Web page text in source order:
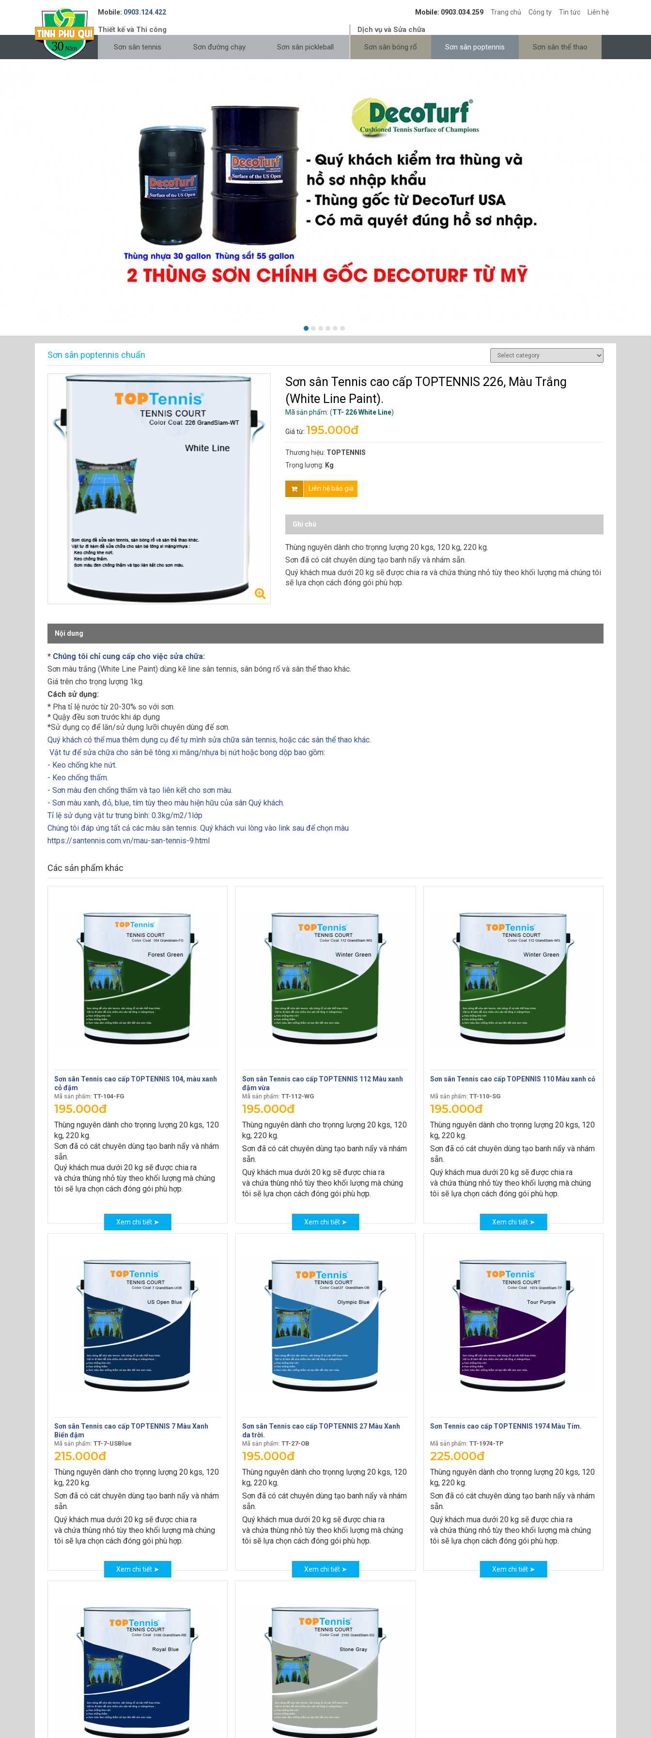
Mobile: 0903.034.259 Trang chủ Công ty Tin tức Liên hệ
Mobile: 0903.124.422
Thiết kế và Thi công
Dịch vụ và Sửa chữa
Sơn sân tennis
Sơn đường chạy Sơn sân pickleball Sơn sân bóng rổ Sơn sân poptennis Sơn sân thể thao
Sơn sân poptennis chuẩn
Sơn sân Tennis cao cấp TOPTENNIS 226, Màu Trắng
(White Line Paint).
Mã sản phẩm: (TT- 226 White Line)
Giá từ: 195.000đ
Thương hiệu: TOPTENNIS
Trọng lượng: Kg
Liên hệ báo giá
Ghi chú
Thùng nguyên dành cho trọnng lượng 20 kgs, 120 kg, 220 kg.
Sơn đã có cát chuyên dùng tạo banh nẩy và nhám sẵn.
Quý khách mua dưới 20 kg sẽ được chia ra và chứa thùng nhỏ tùy theo khối lượng mà chúng tôi
sẽ lựa chọn cách đóng gói phù hợp.
Nội dung
* Chúng tôi chỉ cung cấp cho việc sửa chữa:
Sơn màu trắng (White Line Paint) dùng kẽ line sân tennis, sân bóng rổ và sân thể thao khác.
Giá trên cho trọng lượng 1kg.
Cách sử dụng:
* Pha tỉ lệ nước từ 20-30% so với sơn.
* Quậy đều sơn trước khi áp dụng
*Sử dụng cọ để lăn/sử dụng lưỡi chuyên dùng để sơn.
Quý khách có thể mua thêm dụng cụ để tự mình sửa chữa sân tennis, hoặc các sân thể thao khác.
Vật tư để sửa chữa cho sân bê tông xi măng/nhựa bị nứt hoặc bong dộp bao gồm:
- Keo chống khe nứt.
- Keo chống thấm.
- Sơn màu đen chống thấm và tạo liên kết cho sơn màu.
- Sơn màu xanh, đỏ, blue, tím tùy theo màu hiện hữu của sân Quý khách.
Tỉ lệ sử dụng vật tư trung bình: 0.3kg/m2/1lớp
Chúng tôi đáp ứng tất cả các màu sân tennis. Quý khách vui lòng vào link sau để chọn màu
https://santennis.com.vn/mau-san-tennis-9.html
Các sản phẩm khác
Sơn sân Tennis cao cấp TOPTENNIS 104, màu xanh
cỏ đậm
Mã sản phẩm: TT-104-FG
195.000đ
Thùng nguyên dành cho trọnng lượng 20 kgs, 120
kg, 220 kg.
Sơn đã có cát chuyên dùng tạo banh nẩy và nhám
sẵn.
Quý khách mua dưới 20 kg sẽ được chia ra
và chứa thùng nhỏ tùy theo khối lượng mà chúng
tôi sẽ lựa chọn cách đóng gói phù hợp.
Xem chi tiết ➤
Sơn sân Tennis cao cấp TOPTENNIS 112 Màu xanh
đậm vừa
Mã sản phẩm: TT-112-WG
195.000đ
Thùng nguyên dành cho trọnng lượng 20 kgs, 120
kg, 220 kg.
Sơn đã có cát chuyên dùng tạo banh nẩy và nhám
sẵn.
Quý khách mua dưới 20 kg sẽ được chia ra
và chứa thùng nhỏ tùy theo khối lượng mà chúng
tôi sẽ lựa chọn cách đóng gói phù hợp.
Xem chi tiết ➤
Sơn sân Tennis cao cấp TOPENNIS 110 Màu xanh cỏ
Mã sản phẩm: TT-110-SG
195.000đ
Thùng nguyên dành cho trọnng lượng 20 kgs, 120
kg, 220 kg.
Sơn đã có cát chuyên dùng tạo banh nẩy và nhám
sẵn.
Quý khách mua dưới 20 kg sẽ được chia ra
và chứa thùng nhỏ tùy theo khối lượng mà chúng
tôi sẽ lựa chọn cách đóng gói phù hợp.
Xem chi tiết ➤
Sơn sân Tennis cao cấp TOPTENNIS 7 Màu Xanh
Biển đậm
Mã sản phẩm: TT-7-USBlue
215.000đ
Thùng nguyên dành cho trọnng lượng 20 kgs, 120
kg, 220 kg.
Sơn đã có cát chuyên dùng tạo banh nẩy và nhám
sẵn.
Quý khách mua dưới 20 kg sẽ được chia ra
và chứa thùng nhỏ tùy theo khối lượng mà chúng
tôi sẽ lựa chọn cách đóng gói phù hợp.
Xem chi tiết ➤
Sơn sân Tennis cao cấp TOPTENNIS 27 Màu Xanh
da trời.
Mã sản phẩm: TT-27-OB
195.000đ
Thùng nguyên dành cho trọnng lượng 20 kgs, 120
kg, 220 kg.
Sơn đã có cát chuyên dùng tạo banh nẩy và nhám
sẵn.
Quý khách mua dưới 20 kg sẽ được chia ra
và chứa thùng nhỏ tùy theo khối lượng mà chúng
tôi sẽ lựa chọn cách đóng gói phù hợp.
Xem chi tiết ➤
Sơn Tennis cao cấp TOPTENNIS 1974 Màu Tím.
Mã sản phẩm: TT-1974-TP
225.000đ
Thùng nguyên dành cho trọnng lượng 20 kgs, 120
kg, 220 kg.
Sơn đã có cát chuyên dùng tạo banh nẩy và nhám
sẵn.
Quý khách mua dưới 20 kg sẽ được chia ra
và chứa thùng nhỏ tùy theo khối lượng mà chúng
tôi sẽ lựa chọn cách đóng gói phù hợp.
Xem chi tiết ➤